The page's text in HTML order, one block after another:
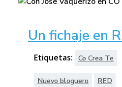
Un fichaje en
Etiquetas: Co Crea Te
Nuevo bloguero RED